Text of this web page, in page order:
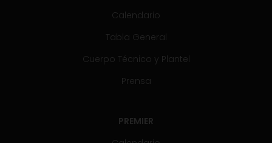
Calendario
Tabla General
Cuerpo Técnico y Plantel
Prensa
PREMIER